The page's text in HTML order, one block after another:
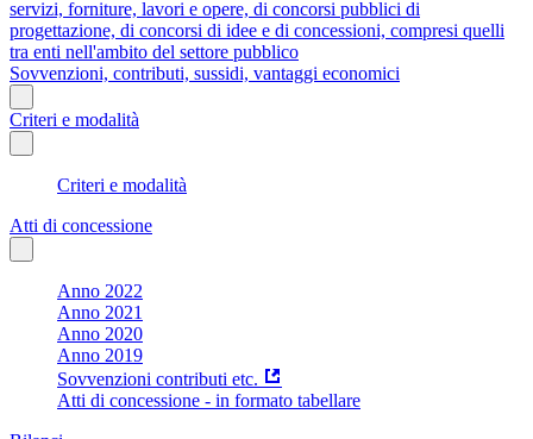
servizi, forniture, lavori e opere, di concorsi pubblici di
progettazione, di concorsi di idee e di concessioni, compresi quelli
tra enti nell'ambito del settore pubblico
Sovvenzioni, contributi, sussidi, vantaggi economici
Criteri e modalità
Criteri e modalità
Atti di concessione
Anno 2022
Anno 2021
Anno 2020
Anno 2019
Sovvenzioni contributi etc.
Atti di concessione - in formato tabellare